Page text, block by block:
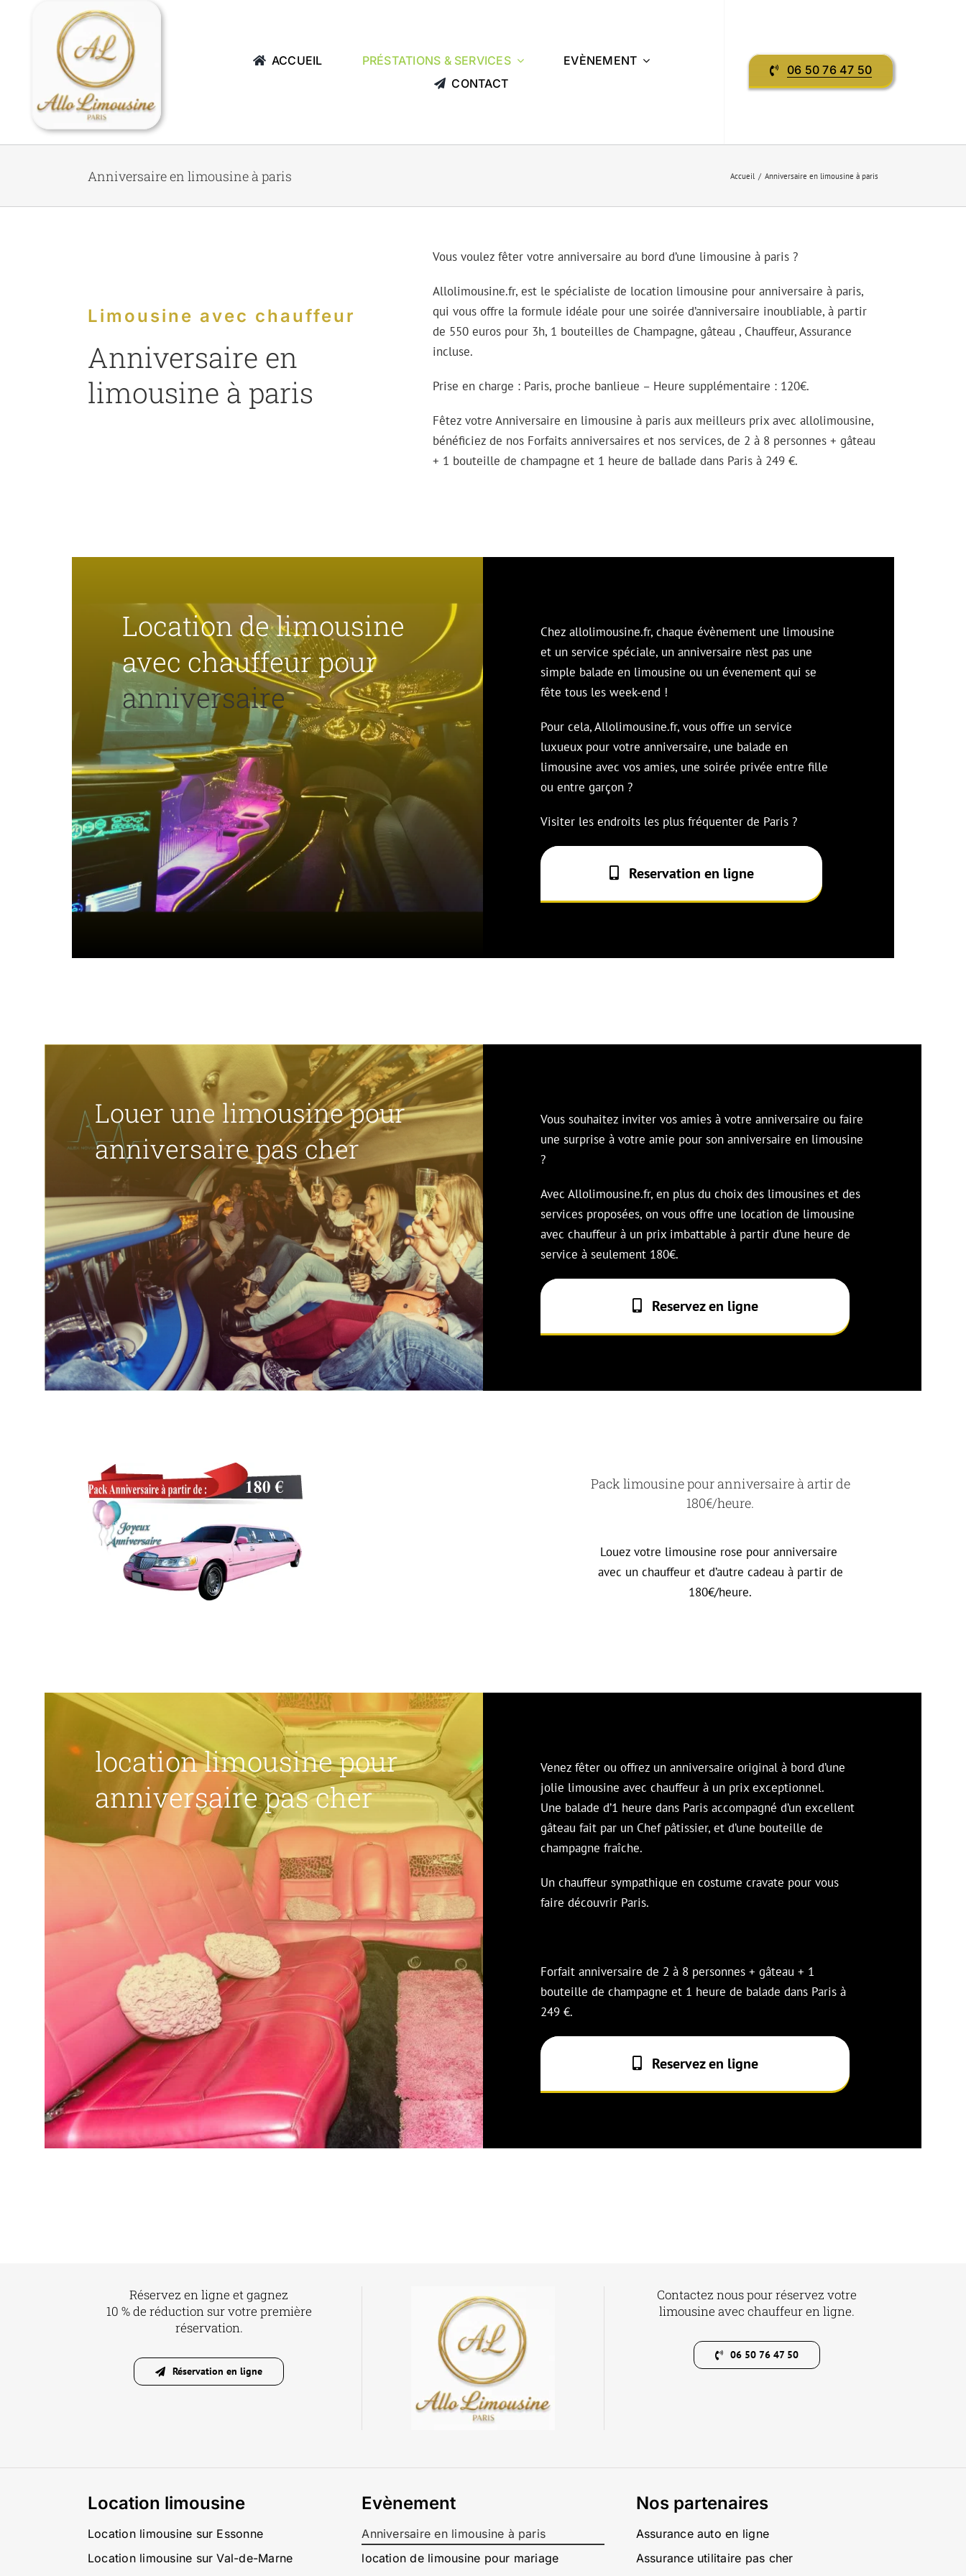
ACCUEIL PRÉSTATIONS & SERVICES
EVÈNEMENT
CONTACT
06 50 76 47 50
Anniversaire en limousine à paris Accueil Anniversaire en limousine à paris
Limousine avec chauffeur
Anniversaire en
limousine à paris
Vous voulez fêter votre anniversaire au bord d’une limousine à paris ?
Allolimousine.fr, est le spécialiste de location limousine pour anniversaire à paris,
qui vous offre la formule idéale pour une soirée d’anniversaire inoubliable, à partir
de 550 euros pour 3h, 1 bouteilles de Champagne, gâteau , Chauffeur, Assurance
incluse.
Prise en charge : Paris, proche banlieue – Heure supplémentaire : 120€.
Fêtez votre Anniversaire en limousine à paris aux meilleurs prix avec allolimousine,
bénéficiez de nos Forfaits anniversaires et nos services, de 2 à 8 personnes + gâteau
+ 1 bouteille de champagne et 1 heure de ballade dans Paris à 249 €.
Location de limousine
avec chauffeur pour
anniversaire
Chez allolimousine.fr, chaque évènement une limousine
et un service spéciale, un anniversaire n’est pas une
simple balade en limousine ou un évenement qui se
fête tous les week-end !
Pour cela, Allolimousine.fr, vous offre un service
luxueux pour votre anniversaire, une balade en
limousine avec vos amies, une soirée privée entre fille
ou entre garçon ?
Visiter les endroits les plus fréquenter de Paris ?
Reservation en ligne
Louer une limousine pour
anniversaire pas cher
Vous souhaitez inviter vos amies à votre anniversaire ou faire
une surprise à votre amie pour son anniversaire en limousine
?
Avec Allolimousine.fr, en plus du choix des limousines et des
services proposées, on vous offre une location de limousine
avec chauffeur à un prix imbattable à partir d’une heure de
service à seulement 180€.
Reservez en ligne
Pack limousine pour anniversaire à artir de
180€/heure.
Louez votre limousine rose pour anniversaire
avec un chauffeur et d’autre cadeau à partir de
180€/heure.
location limousine pour
anniversaire pas cher
Venez fêter ou offrez un anniversaire original à bord d’une
jolie limousine avec chauffeur à un prix exceptionnel.
Une balade d’1 heure dans Paris accompagné d’un excellent
gâteau fait par un Chef pâtissier, et d’une bouteille de
champagne fraîche.
Un chauffeur sympathique en costume cravate pour vous
faire découvrir Paris.
Forfait anniversaire de 2 à 8 personnes + gâteau + 1
bouteille de champagne et 1 heure de balade dans Paris à
249 €.
Reservez en ligne
Réservez en ligne et gagnez
10 % de réduction sur votre première
réservation.
Réservation en ligne
Contactez nous pour réservez votre
limousine avec chauffeur en ligne.
06 50 76 47 50
Location limousine
Location limousine sur Essonne
Location limousine sur Val-de-Marne
Evènement
Anniversaire en limousine à paris
location de limousine pour mariage
Nos partenaires
Assurance auto en ligne
Assurance utilitaire pas cher